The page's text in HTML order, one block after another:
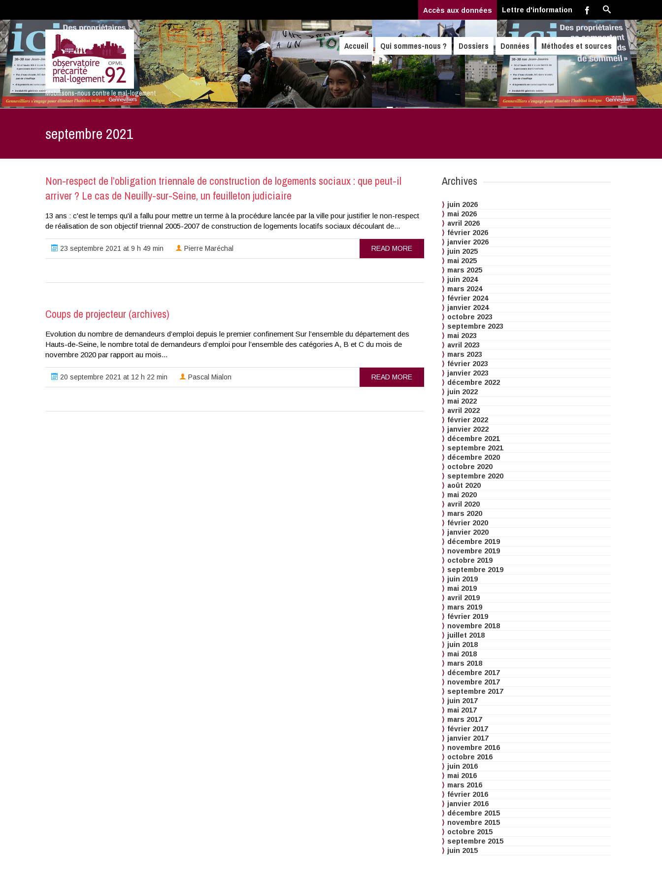
Accès aux données Lettre d'information
Mobilisons-nous contre le mal-logement
Accueil Qui sommes-nous ? Dossiers Données Méthodes et sources
septembre 2021
Non-respect de l’obligation triennale de construction de logements sociaux : que peut-il
arriver ? Le cas de Neuilly-sur-Seine, un feuilleton judiciaire
13 ans : c'est le temps qu'il a fallu pour mettre un terme à la procédure lancée par la ville pour justifier le non-respect
de réalisation de son objectif triennal 2005-2007 de construction de logements locatifs sociaux découlant de...
23 septembre 2021 at 9 h 49 min Pierre Maréchal READ MORE
Coups de projecteur (archives)
Evolution du nombre de demandeurs d’emploi depuis le premier confinement Sur l’ensemble du département des
Hauts-de-Seine, le nombre total de demandeurs d’emploi pour l’ensemble des catégories A, B et C du mois de
novembre 2020 par rapport au mois...
20 septembre 2021 at 12 h 22 min Pascal Mialon READ MORE
Archives
juin 2026
mai 2026
avril 2026
février 2026
janvier 2026
juin 2025
mai 2025
mars 2025
juin 2024
mars 2024
février 2024
janvier 2024
octobre 2023
septembre 2023
mai 2023
avril 2023
mars 2023
février 2023
janvier 2023
décembre 2022
juin 2022
mai 2022
avril 2022
février 2022
janvier 2022
décembre 2021
septembre 2021
décembre 2020
octobre 2020
septembre 2020
août 2020
mai 2020
avril 2020
mars 2020
février 2020
janvier 2020
décembre 2019
novembre 2019
octobre 2019
septembre 2019
juin 2019
mai 2019
avril 2019
mars 2019
février 2019
novembre 2018
juillet 2018
juin 2018
mai 2018
mars 2018
décembre 2017
novembre 2017
septembre 2017
juin 2017
mai 2017
mars 2017
février 2017
janvier 2017
novembre 2016
octobre 2016
juin 2016
mai 2016
mars 2016
février 2016
janvier 2016
décembre 2015
novembre 2015
octobre 2015
septembre 2015
juin 2015